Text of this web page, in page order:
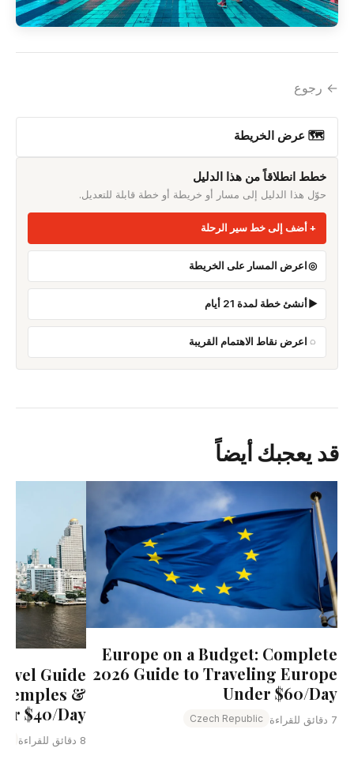
← رجوع
🗺 عرض الخريطة
خطط انطلاقاً من هذا الدليل
حوّل هذا الدليل إلى مسار أو خريطة أو خطة قابلة للتعديل.
أضف إلى خط سير الرحلة
اعرض المسار على الخريطة
أنشئ خطة لمدة 21 أيام
اعرض نقاط الاهتمام القريبة
قد يعجبك أيضاً
Europe on a Budget: Complete
2026 Guide to Traveling Europe
Under $60/Day
7 دقائق للقراءة Czech Republic
Guide
&
$40/Day
8 دقائق للقراءة